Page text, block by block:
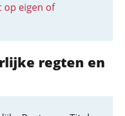
op eigen of
regten en